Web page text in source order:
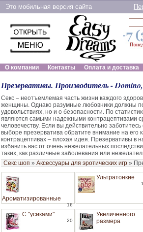
Это мобильная версия сайта
О компании
Контакты Оплата и доставка
Презервативы. Производитель -
Секс – неотъемлемая часть жизни каждого
женщины. Однако разумные любовники должны
удовольствиях, но и о безопасности. По
являются самыми надежными контрацептивами
человечеству. Если вы действительно
выборе презерватива обратите внимание на его
контрацептивах – плохая идея. Презервативы в
избавить вас от очень нежелательных
таких, как различные заболевания или
Секс шоп » Аксессуары для эротических игр »
Ароматизированные
16
Ультратонкие
С "усиками"
20
Увеличенного
размера